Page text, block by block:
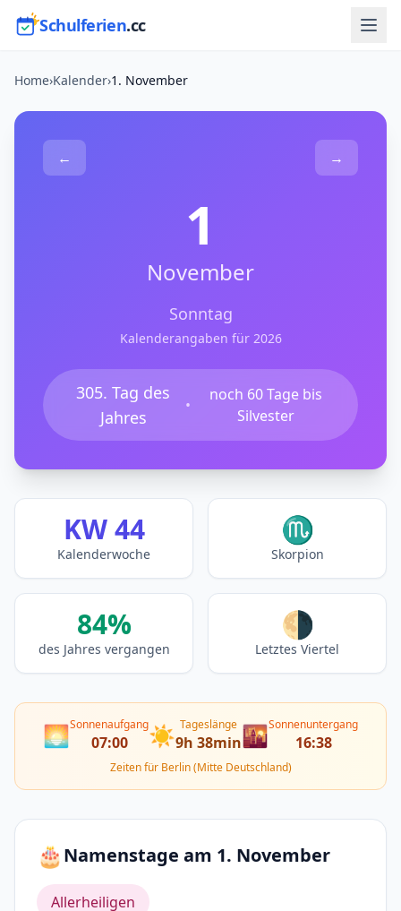
Schulferien.cc
Home›Kalender›1. November
← →
1
November
Sonntag
Kalenderangaben für 2026
305. Tag des
Jahres
•
noch 60 Tage bis
Silvester
KW 44
Kalenderwoche
♏
Skorpion
84%
des Jahres vergangen
🌗
Letztes Viertel
🌅Sonnenaufgang
07:00 ☀️ Tageslänge
9h 38min🌇Sonnenuntergang
16:38
Zeiten für Berlin (Mitte Deutschland)
🎂Namenstage am 1. November
Allerheiligen